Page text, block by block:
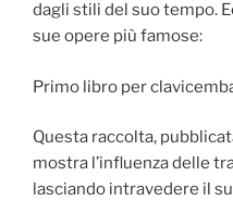
dagli stili del suo tempo.
sue opere più famose:
Primo libro per
Questa raccolta,
mostra l’influenza delle
lasciando intravedere il